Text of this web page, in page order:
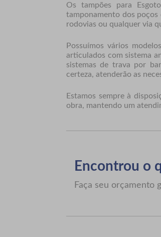
Os tampões para
tamponamento dos poços
rodovias ou qualquer via
Possuímos vários
articulados com sistema
sistemas de trava por
certeza, atenderão as
Estamos sempre à
obra, mantendo um
Encontrou o
Faça seu orçamento